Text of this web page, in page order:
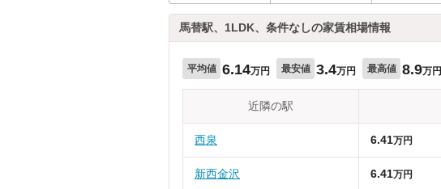
馬替駅、1LDK、条件なしの家賃相場情報
平均値 6.14万円 最安値 3.4万円 最高値 8.9万円
近隣の駅
西泉 6.41万円
新西金沢 6.41万円